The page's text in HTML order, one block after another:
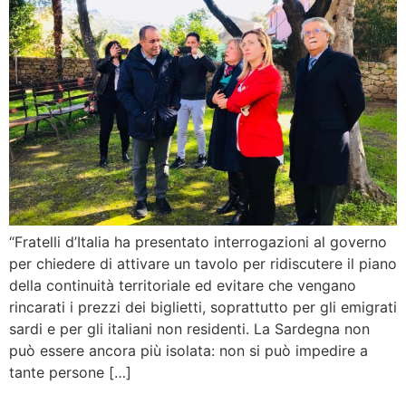
“Fratelli d’Italia ha presentato interrogazioni al governo
per chiedere di attivare un tavolo per ridiscutere il piano
della continuità territoriale ed evitare che vengano
rincarati i prezzi dei biglietti, soprattutto per gli emigrati
sardi e per gli italiani non residenti. La Sardegna non
può essere ancora più isolata: non si può impedire a
tante persone […]